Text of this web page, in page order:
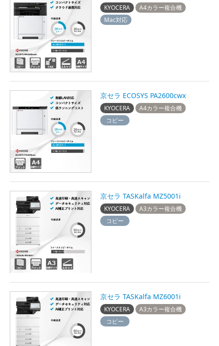
KYOCERA
A4カラー複合機
Mac対応
京セラ ECOSYS PA2600cwx
KYOCERA
A4カラー複合機
コピー
京セラ TASKalfa MZ5001i
KYOCERA
A3カラー複合機
コピー
京セラ TASKalfa MZ6001i
KYOCERA
A3カラー複合機
コピー